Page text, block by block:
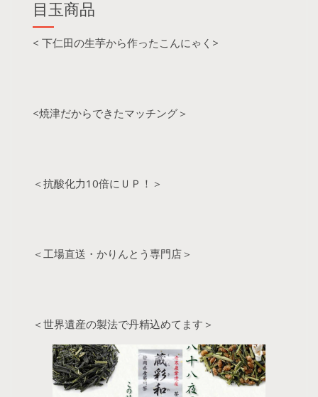
目玉商品
< 下仁田の生芋から作ったこんにゃく>
<焼津だからできたマッチング＞
＜抗酸化力10倍にＵＰ！＞
＜工場直送・かりんとう専門店＞
＜世界遺産の製法で丹精込めてます＞